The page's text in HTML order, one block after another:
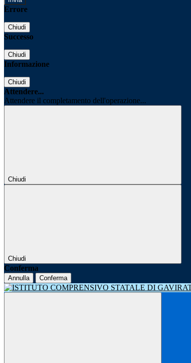
Errore
Chiudi
Successo
Chiudi
Informazione
Chiudi
Attendere...
Attendere il completamento dell'operazione...
Chiudi
Chiudi
Conferma
Annulla Conferma